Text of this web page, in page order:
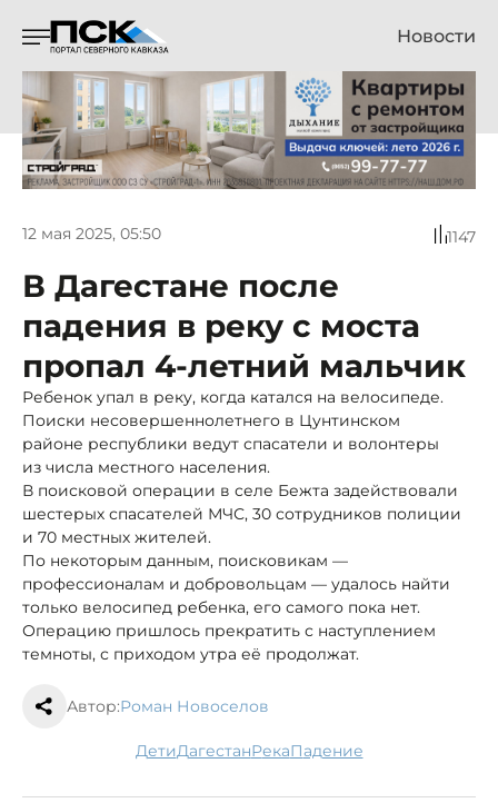
Новости
12 мая 2025, 05:50 1147
В Дагестане после
падения в реку с моста
пропал 4-летний мальчик
Ребенок упал в реку, когда катался на велосипеде.
Поиски несовершеннолетнего в Цунтинском
районе республики ведут спасатели и волонтеры
из числа местного населения.
В поисковой операции в селе Бежта задействовали
шестерых спасателей МЧС, 30 сотрудников полиции
и 70 местных жителей.
По некоторым данным, поисковикам —
профессионалам и добровольцам — удалось найти
только велосипед ребенка, его самого пока нет.
Операцию пришлось прекратить с наступлением
темноты, с приходом утра её продолжат.
Автор:Роман Новоселов
дети Дагестан река падение